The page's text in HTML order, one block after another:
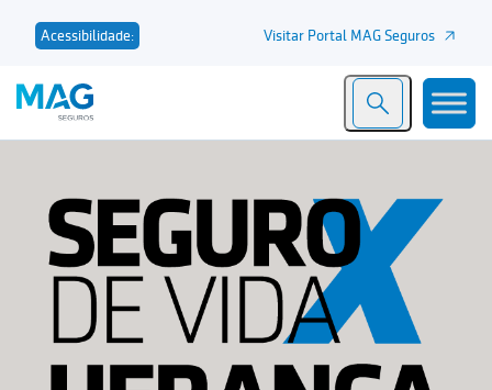
Acessibilidade: Visitar Portal MAG Seguros